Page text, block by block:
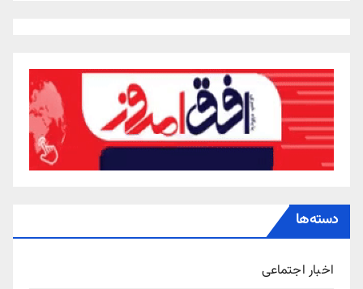
دسته‌ها
اخبار اجتماعی